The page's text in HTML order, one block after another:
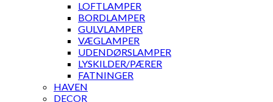
LOFTLAMPER
BORDLAMPER
GULVLAMPER
VÆGLAMPER
UDENDØRSLAMPER
LYSKILDER/PÆRER
FATNINGER
HAVEN
DECOR